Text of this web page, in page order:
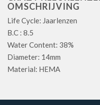
OMSCHRIJVING
Life Cycle: Jaarlenzen
B.C : 8.5
Water Content: 38%
Diameter: 14mm
Material: HEMA